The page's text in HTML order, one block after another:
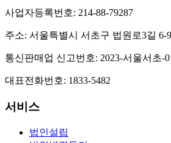
사업자등록번호: 214-88-79287
주소: 서울특별시 서초구 법원로3길 6-
통신판매업 신고번호: 2023-서울서초-
대표전화번호: 1833-5482
서비스
법인설립